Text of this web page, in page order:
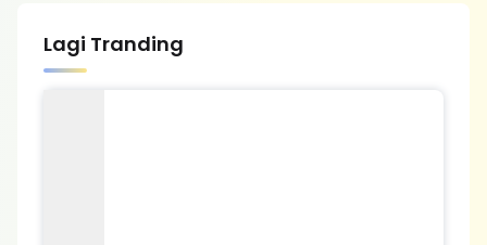
Lagi Tranding